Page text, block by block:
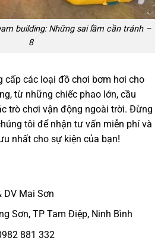
building: Những sai lầm cần tránh –
8
cấp các loại đồ chơi bơm hơi cho
từ những chiếc phao lớn, cầu
trò chơi vận động ngoài trời. Đừng
tôi để nhận tư vấn miễn phí và
nhất cho sự kiện của bạn!
DV Mai Sơn
Sơn, TP Tam Điệp, Ninh Bình
881 332